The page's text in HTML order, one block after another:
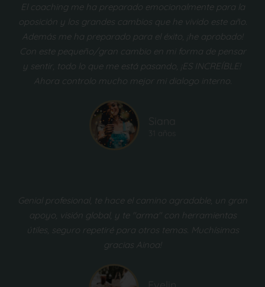
El coaching me ha preparado emocionalmente para la
oposición y los grandes cambios que he vivido este año.
Además me ha preparado para el éxito, ¡he aprobado!
Con este pequeño/gran cambio en mi forma de pensar
y sentir, todo lo que me está pasando, ¡ES INCREÍBLE!
Ahora controlo mucho mejor mi dialogo interno.
Genial profesional, te hace el camino agradable, un gran
apoyo, visión global, y te "arma" con herramientas
útiles, seguro repetiré para otros temas. Muchísimas
gracias Ainoa!